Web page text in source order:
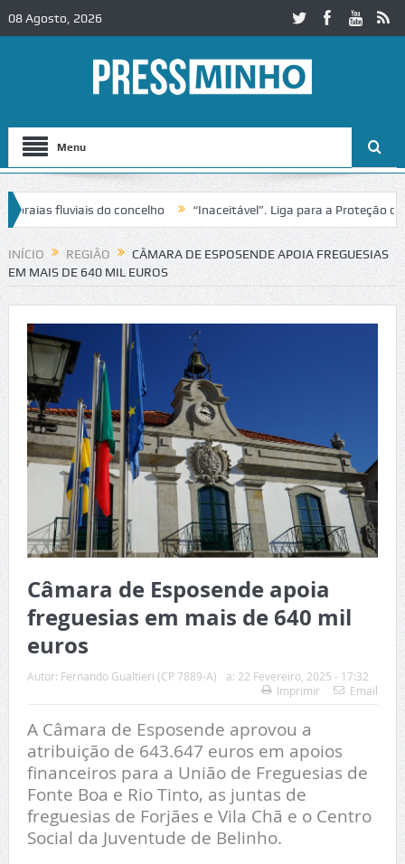
08 Agosto, 2026
Menu
fluviais do concelho “Inaceitável”. Liga para a Proteção da
no IC2 em Alcobaça Igreja do Castelo de Cerveira
INÍCIO REGIÃO
CÂMARA DE ESPOSENDE APOIA FREGUESIAS
EM MAIS DE 640 MIL EUROS
Câmara de Esposende apoia
freguesias em mais de 640 mil
euros
Autor: Fernando Gualtieri (CP 7889-A) a: 22 Fevereiro, 2025 - 17:32
Imprimir
Email
A Câmara de Esposende aprovou a
atribuição de 643.647 euros em apoios
financeiros para a União de Freguesias de
Fonte Boa e Rio Tinto, as juntas de
freguesias de Forjães e Vila Chã e o Centro
Social da Juventude de Belinho.